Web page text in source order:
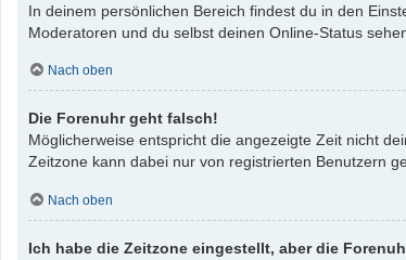
In deinem persönlichen Bereich findest du in den
Moderatoren und du selbst deinen Online-Status
Nach oben
Die Forenuhr geht falsch!
Möglicherweise entspricht die angezeigte Zeit nicht
Zeitzone kann dabei nur von registrierten Benutzern
Nach oben
Ich habe die Zeitzone eingestellt, aber die